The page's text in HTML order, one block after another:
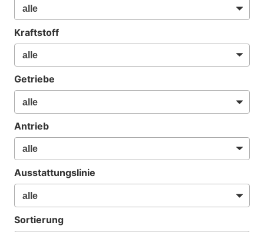
Kraftstoff
Getriebe
Antrieb
Ausstattungslinie
Sortierung